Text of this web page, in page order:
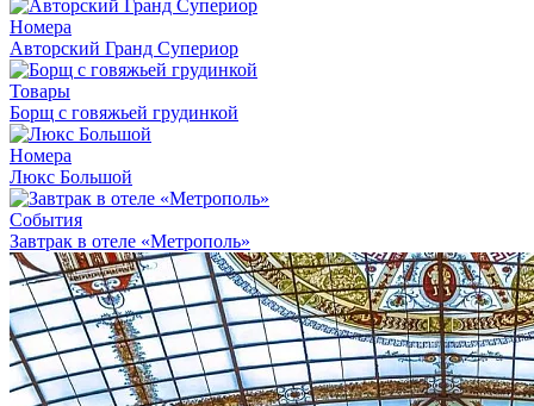
Номера
Авторский Гранд Супериор
Товары
Борщ с говяжьей грудинкой
Номера
Люкс Большой
События
Завтрак в отеле «Метрополь»